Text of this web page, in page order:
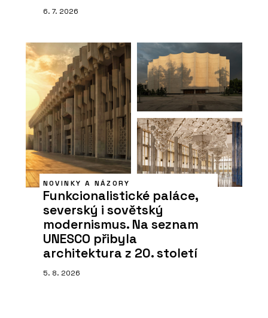
6. 7. 2026
NOVINKY A NÁZORY
Funkcionalistické paláce,
severský i sovětský
modernismus. Na seznam
UNESCO přibyla
architektura z 20. století
5. 8. 2026